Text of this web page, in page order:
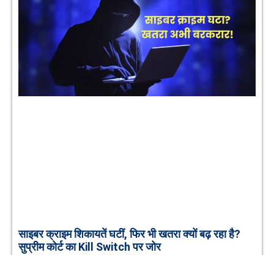
साइबर क्राइम शिकायतें घटीं, फिर भी खतरा क्यों बढ़ रहा है?
सुप्रीम कोर्ट का Kill Switch पर जोर